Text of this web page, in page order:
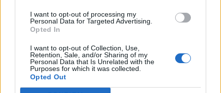
I want to opt-out of processing my
Personal Data for Targeted Advertising.
Opted In
I want to opt-out of Collection, Use,
Retention, Sale, and/or Sharing of my
Personal Data that Is Unrelated with the
Purposes for which it was collected.
Opted Out
HIRDETÉS
LEGOLVASOTTABB